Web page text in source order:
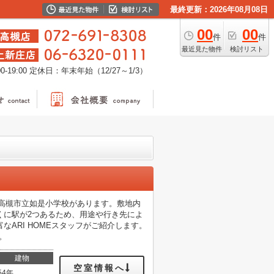
最終更新：2026年08月08日
00件
最近見た物件
00件
検討リスト
19:00 定休日：年末年始（12/27～1/3）
槻市立如是小学校があります。敷地内
駅が2つあるため、用途や行き先によ
ARI HOMEスタッフがご紹介します。
建物
空室情報へ